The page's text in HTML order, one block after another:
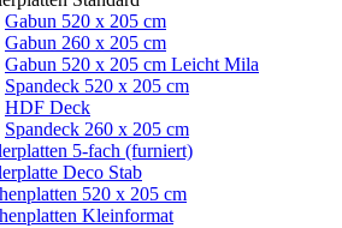
Gabun 520 x 205 cm
Gabun 260 x 205 cm
Gabun 520 x 205 cm Leicht Mila
Spandeck 520 x 205 cm
HDF Deck
Spandeck 260 x 205 cm
5-fach (furniert)
Deco Stab
520 x 205 cm
Kleinformat